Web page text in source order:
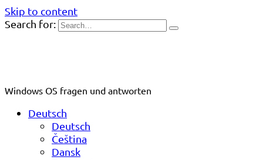
Skip to content
Search for:
Windows OS fragen und antworten
Deutsch
Deutsch
Čeština
Dansk